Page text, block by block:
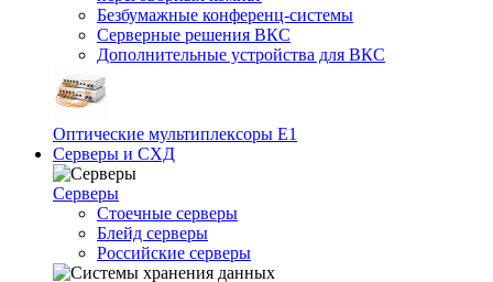
Безбумажные конференц-системы
Серверные решения ВКС
Дополнительные устройства для ВКС
Оптические мультиплексоры Е1
Серверы и СХД
Серверы
Стоечные серверы
Блейд серверы
Российские серверы